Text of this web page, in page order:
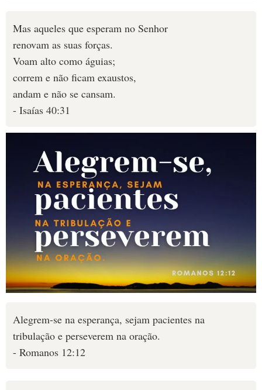
Mas aqueles que esperam no Senhor
renovam as suas forças.
Voam alto como águias;
correm e não ficam exaustos,
andam e não se cansam.
- Isaías 40:31
Alegrem-se na esperança, sejam pacientes na
tribulação e perseverem na oração.
- Romanos 12:12